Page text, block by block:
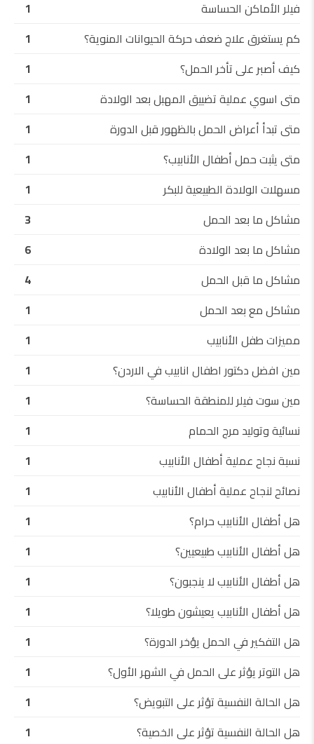
فيلر الأماكن الحساسة
1
كم يستغرق علاج ضعف حركة الحيوانات المنوية؟
1
كيف أصبر على تأخر الحمل؟
1
متى اسوي عملية تضييق المهبل بعد الولادة
1
متى تبدأ أعراض الحمل بالظهور قبل الدورة
1
متى يثبت حمل أطفال الأنابيب؟
1
مسهلات الولادة الطبيعية للبكر
1
مشاكل ما بعد الحمل
3
مشاكل ما بعد الولادة
6
مشاكل ما قبل الحمل
4
مشاكل مع بعد الحمل
1
مميزات طفل الأنابيب
1
مين افضل دكتور اطفال انابيب في الاردن؟
1
مين سوت فيلر للمنطقة الحساسة؟
1
نسائية وتوليد مرج الحمام
1
نسبة نجاح عملية أطفال الأنابيب
1
نصائح لنجاح عملية أطفال الأنابيب
1
هل أطفال الأنابيب حرام؟
1
هل أطفال الأنابيب طبيعيين؟
1
هل أطفال الأنابيب لا ينجبون؟
1
هل أطفال الأنابيب يعيشون طويلا؟
1
هل التفكير في الحمل يؤخر الدورة؟
1
هل التوتر يؤثر على الحمل في الشهر الأول؟
1
هل الحالة النفسية تؤثر على التبويض؟
1
هل الحالة النفسية تؤثر على الخصية؟
1